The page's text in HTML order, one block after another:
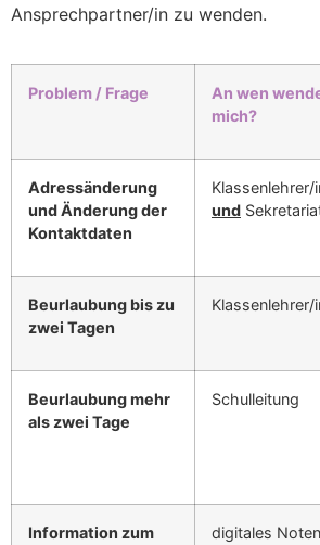
Ansprechpartner/in zu wen­den.
Prob­lem / Frage
An wen
mich?
Adressän­derung
und Änderung der
Kon­tak­t­dat­en
Klassenlehrer/
und
Beurlaubung bis zu
zwei Tagen
Klassenlehrer/
Beurlaubung mehr
als zwei Tage
Schulleitung
Infor­ma­tion zum
dig­i­tales